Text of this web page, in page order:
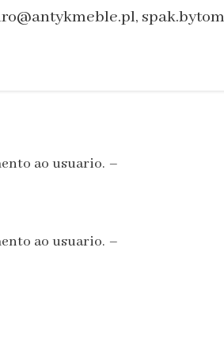
ao usuario. –
ao usuario. –